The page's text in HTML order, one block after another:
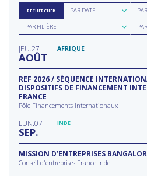
RECHERCHER
Rechercher
parPAR DATE
par
Rechercher
parPAR FILIÈRE
par
JEU 27
AOÛT
AFRIQUE
REF 2026 / SÉQUENCE
DISPOSITIFS DE FINANCEMENT
FRANCE
Pôle Financements Internationaux
LUN 07
SEP
INDE
MISSION D’ENTREPRISES
Conseil d'entreprises France-Inde